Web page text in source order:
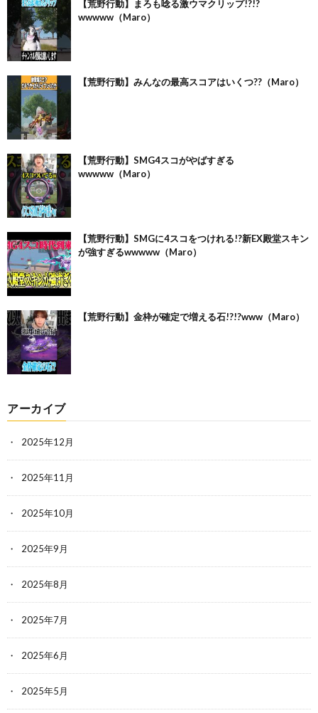
【荒野行動】まろも唸る激ウマクリップ!?!?
wwwww（Maro）
【荒野行動】みんなの最高スコアはいくつ??（Maro）
【荒野行動】SMG4スコがやばすぎる
wwwww（Maro）
【荒野行動】SMGに4スコをつけれる!?新EX殿堂スキン
が強すぎるwwwww（Maro）
【荒野行動】金枠が確定で増える石!?!?www（Maro）
アーカイブ
2025年12月
2025年11月
2025年10月
2025年9月
2025年8月
2025年7月
2025年6月
2025年5月